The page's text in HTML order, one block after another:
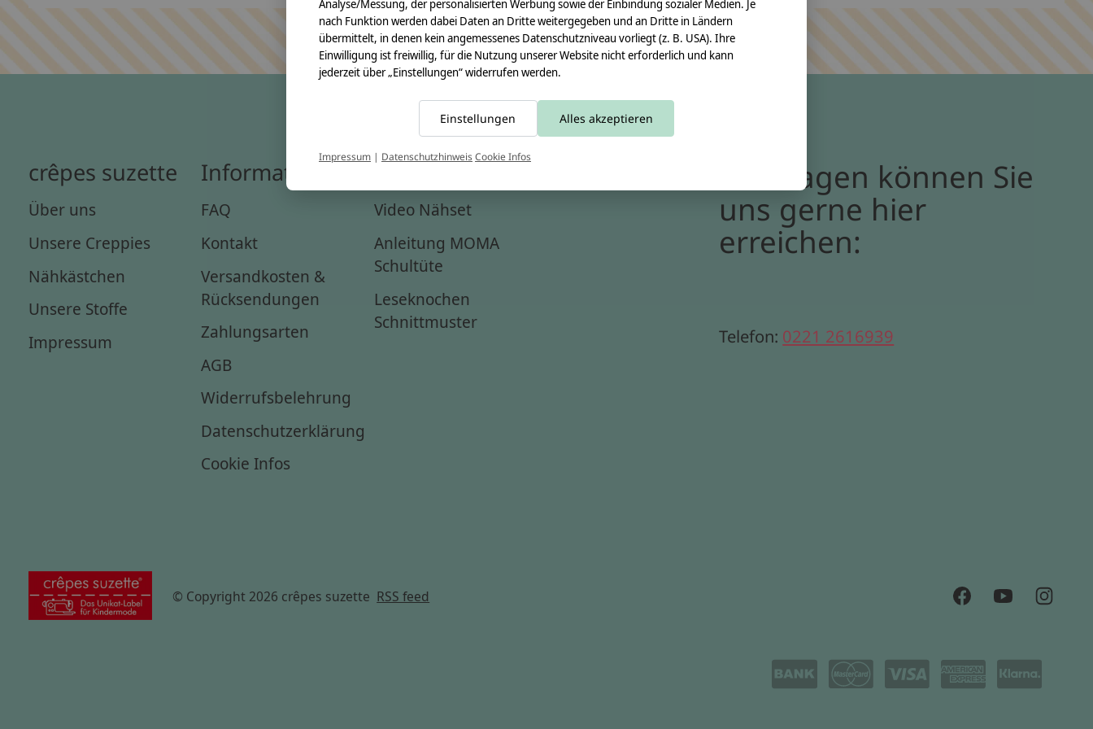
crêpes suzette
Über uns
Unsere Creppies
Nähkästchen
Unsere Stoffe
Impressum
Informationen
FAQ
Kontakt
Versandkosten &
Rücksendungen
Zahlungsarten
AGB
Widerrufsbelehrung
Datenschutzerklärung
Cookie Infos
Anleitungen
Video Nähset
Anleitung MOMA
Schultüte
Leseknochen
Schnittmuster
Bei Fragen können Sie
uns gerne hier
erreichen:
Telefon: 0221 2616939
© Copyright 2026 crêpes suzette RSS feed
Analyse/Messung, der personalisierten Werbung sowie der Einbindung sozialer Medien. Je
nach Funktion werden dabei Daten an Dritte weitergegeben und an Dritte in Ländern
übermittelt, in denen kein angemessenes Datenschutzniveau vorliegt (z. B. USA). Ihre
Einwilligung ist freiwillig, für die Nutzung unserer Website nicht erforderlich und kann
jederzeit über „Einstellungen“ widerrufen werden.
Einstellungen Alles akzeptieren
Impressum | DatenschutzhinweisCookie Infos